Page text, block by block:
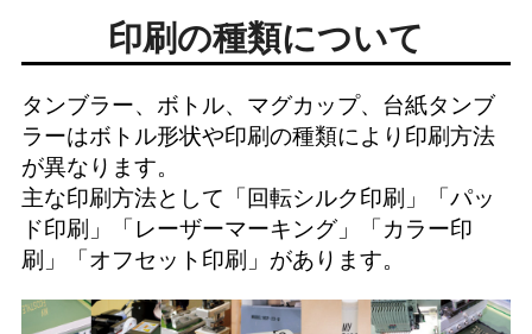
印刷の種類について
タンブラー、ボトル、マグカップ、台紙タンブ
ラーはボトル形状や印刷の種類により印刷方法
が異なります。
主な印刷方法として「回転シルク印刷 」「パッ
ド印刷 」「 レーザーマーキング」「カラー印
刷 」「オフセット印刷 」があります。